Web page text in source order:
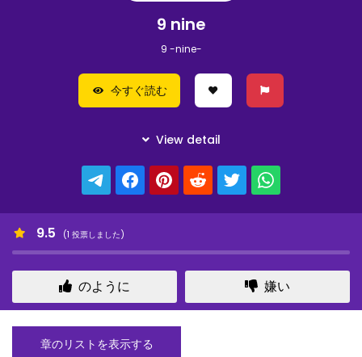
9 nine
9 -nine-
今すぐ読む
9.5 (1 投票しました)
のように 嫌い
章のリストを表示する